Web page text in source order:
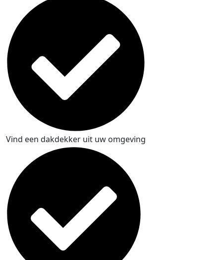
Vind een dakdekker uit uw omgeving